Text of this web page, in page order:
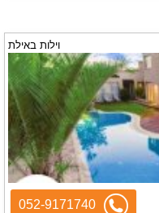
וילות באילת
052-9171740